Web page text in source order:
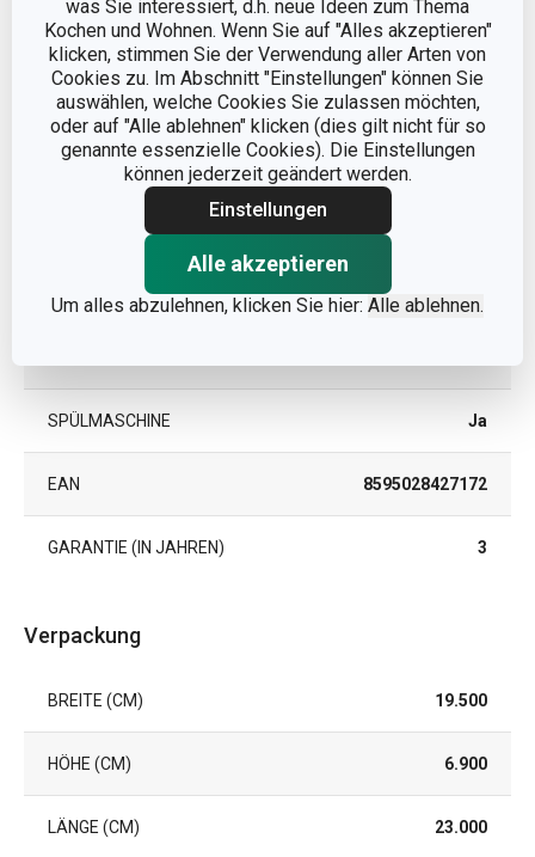
was Sie interessiert, d.h. neue Ideen zum Thema
Kochen und Wohnen. Wenn Sie auf "Alles akzeptieren"
klicken, stimmen Sie der Verwendung aller Arten von
Cookies zu. Im Abschnitt "Einstellungen" können Sie
auswählen, welche Cookies Sie zulassen möchten,
oder auf "Alle ablehnen" klicken (dies gilt nicht für so
genannte essenzielle Cookies). Die Einstellungen
können jederzeit geändert werden.
Einstellungen
Alle akzeptieren
Um alles abzulehnen, klicken Sie hier: Alle ablehnen.
GEEIGNET
Ja
KATEGORIE Backformen
MATERIAL
Edelstahl,
Antihaftbeschichtung
MIKROWELLENGEEIGNET
PRODUKTART Spring-Tortenform
SPÜLMASCHINE Ja
EAN 8595028427172
GARANTIE (IN JAHREN) 3
Verpackung
BREITE (CM) 19.500
HÖHE (CM) 6.900
LÄNGE (CM) 23.000